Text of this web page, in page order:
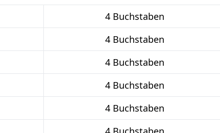
4 Buchstaben
4 Buchstaben
4 Buchstaben
4 Buchstaben
4 Buchstaben